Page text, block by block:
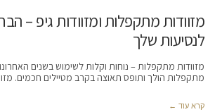
מזוודות מתקפלות ומזוודות גיפ –
לנסיעות שלך
מזוודות מתקפלות – נוחות וקלות לשימוש בשנים
מתקפלות הולך ותופס תאוצה בקרב מטיילים חכמים.
קרא עוד ←